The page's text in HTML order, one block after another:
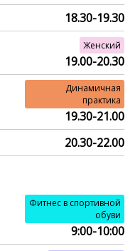
18.30-19.30
Женский
19.00-20.30
Динамичная
практика
19.30-21.00
20.30-22.00
Фитнес в спортивной
обуви
9:00-10:00